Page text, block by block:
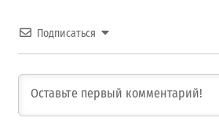
Подписаться